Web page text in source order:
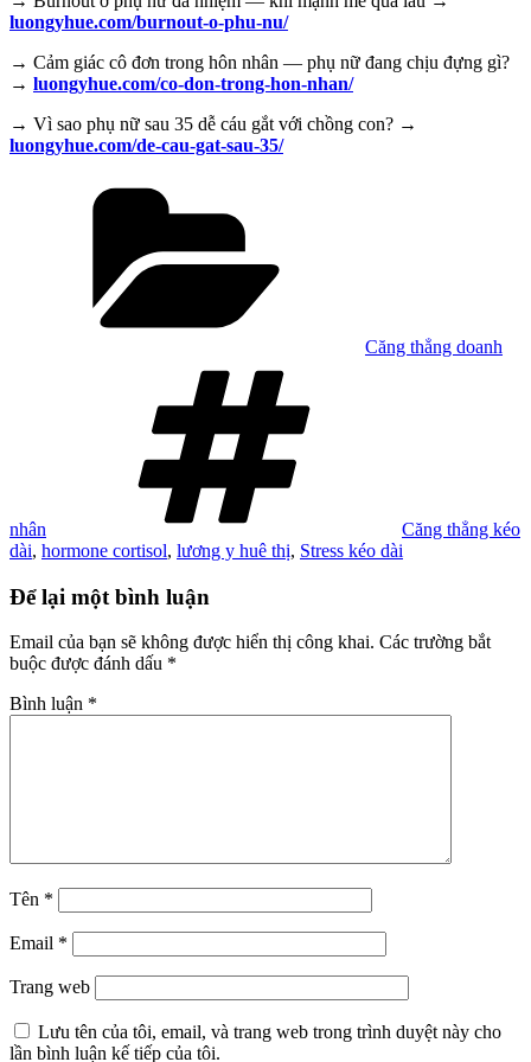
luongyhue.com/burnout-o-phu-nu/
→ Cảm giác cô đơn trong hôn nhân — phụ nữ đang chịu đựng gì?
→ luongyhue.com/co-don-trong-hon-nhan/
→ Vì sao phụ nữ sau 35 dễ cáu gắt với chồng con? →
luongyhue.com/de-cau-gat-sau-35/
Căng thẳng doanh
nhân
Căng thẳng kéo
dài, hormone cortisol, lương y huê thị, Stress kéo dài
Để lại một bình luận
Email của bạn sẽ không được hiển thị công khai. Các trường bắt
buộc được đánh dấu *
Bình luận *
Tên *
Email *
Trang web
Lưu tên của tôi, email, và trang web trong trình duyệt này cho
lần bình luận kế tiếp của tôi.